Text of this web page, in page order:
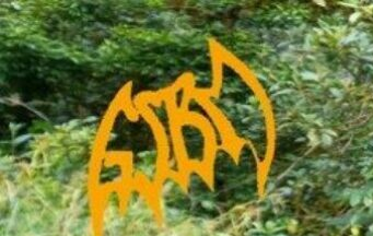
Aller
au
contenu